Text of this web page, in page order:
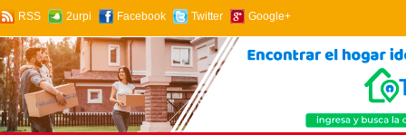
RSS 2urpi Facebook Twitter Google+